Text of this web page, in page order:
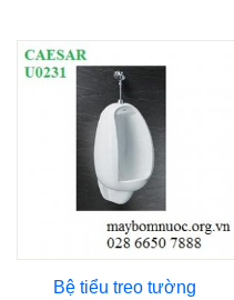
Bệ tiểu treo tường